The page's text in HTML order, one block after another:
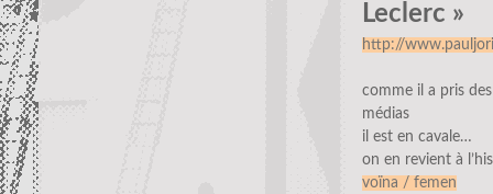
Leclerc »
http://
comme il a pris des
médias
il est en cavale…
on en revient à
voïna / femen